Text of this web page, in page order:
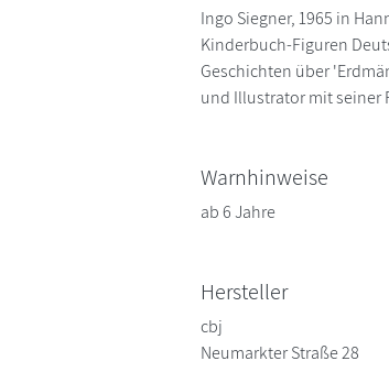
Ingo Siegner, 1965 in
Kinderbuch-Figuren
Geschichten über
und Illustrator mit seiner
Warnhinweise
ab 6 Jahre
Hersteller
cbj
Neumarkter Straße 28